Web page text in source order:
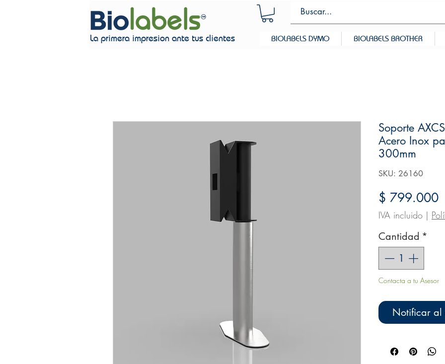
La primera impresion ante tus clientes BIOLABELS DYMO BIOLABELS BROTHER
Soporte
Acero Inox
300mm
SKU: 26160
$ 799.000
IVA incluido |
Cantidad *
Contacta a tu Asesor
Notificar al